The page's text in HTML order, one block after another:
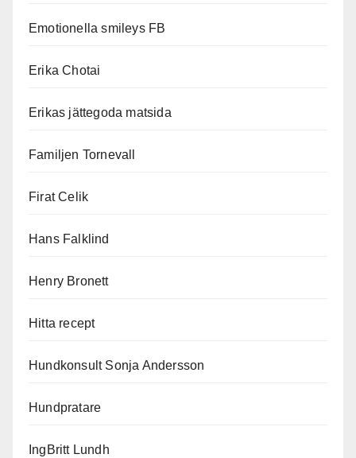
Emotionella smileys FB
Erika Chotai
Erikas jättegoda matsida
Familjen Tornevall
Firat Celik
Hans Falklind
Henry Bronett
Hitta recept
Hundkonsult Sonja Andersson
Hundpratare
IngBritt Lundh